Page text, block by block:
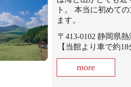
ト。 本当に初めて
ます。
〒413-0102 静岡県
【当館より車で約18
more